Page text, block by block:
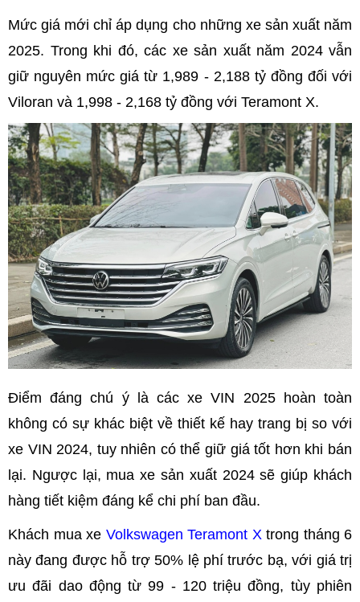
Mức giá mới chỉ áp dụng cho những xe sản xuất năm
2025. Trong khi đó, các xe sản xuất năm 2024 vẫn
giữ nguyên mức giá từ 1,989 - 2,188 tỷ đồng đối với
Viloran và 1,998 - 2,168 tỷ đồng với Teramont X.
Điểm đáng chú ý là các xe VIN 2025 hoàn toàn
không có sự khác biệt về thiết kế hay trang bị so với
xe VIN 2024, tuy nhiên có thể giữ giá tốt hơn khi bán
lại. Ngược lại, mua xe sản xuất 2024 sẽ giúp khách
hàng tiết kiệm đáng kể chi phí ban đầu.
Khách mua xe Volkswagen Teramont X trong tháng 6
này đang được hỗ trợ 50% lệ phí trước bạ, với giá trị
ưu đãi dao động từ 99 - 120 triệu đồng, tùy phiên